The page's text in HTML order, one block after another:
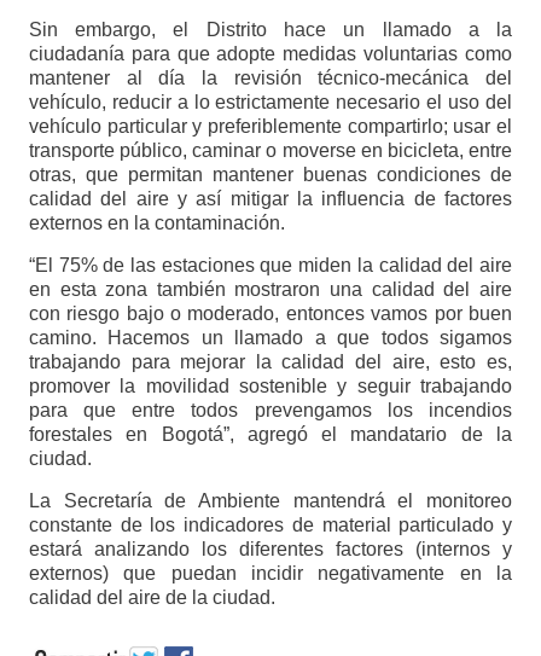
Sin embargo, el Distrito hace un llamado a la
ciudadanía para que adopte medidas voluntarias como
mantener al día la revisión técnico-mecánica del
vehículo, reducir a lo estrictamente necesario el uso del
vehículo particular y preferiblemente compartirlo; usar el
transporte público, caminar o moverse en bicicleta, entre
otras, que permitan mantener buenas condiciones de
calidad del aire y así mitigar la influencia de factores
externos en la contaminación.
“El 75% de las estaciones que miden la calidad del aire
en esta zona también mostraron una calidad del aire
con riesgo bajo o moderado, entonces vamos por buen
camino. Hacemos un llamado a que todos sigamos
trabajando para mejorar la calidad del aire, esto es,
promover la movilidad sostenible y seguir trabajando
para que entre todos prevengamos los incendios
forestales en Bogotá”, agregó el mandatario de la
ciudad.
La Secretaría de Ambiente mantendrá el monitoreo
constante de los indicadores de material particulado y
estará analizando los diferentes factores (internos y
externos) que puedan incidir negativamente en la
calidad del aire de la ciudad.